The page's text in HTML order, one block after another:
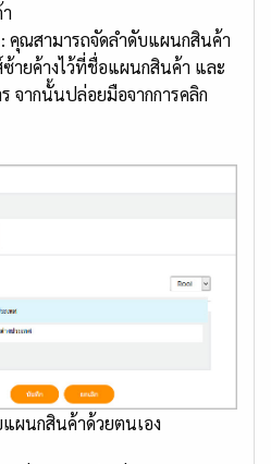
: คุณสามารถจัดลำดับแผนกสินค้า
ซ้ายค้างไว้ที่ชื่อแผนกสินค้า และ
จากนั้นปล่อยมือจากการคลิก
ผนกสินค้าด้วยตนเอง